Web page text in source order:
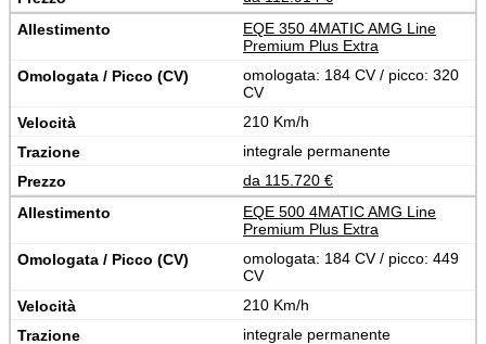
EQE 350 4MATIC AMG Line
Premium Plus Extra
omologata: 184 CV / picco: 320
CV
210 Km/h
integrale permanente
da 115.720 €
EQE 500 4MATIC AMG Line
Premium Plus Extra
omologata: 184 CV / picco: 449
CV
210 Km/h
integrale permanente